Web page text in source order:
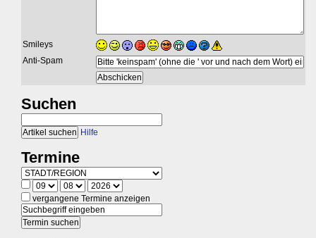
Smileys
Anti-Spam
Suchen
Hilfe
Termine
vergangene Termine anzeigen